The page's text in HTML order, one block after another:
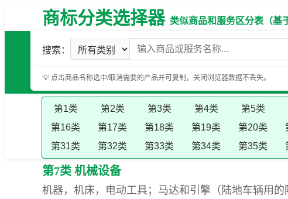
商标分类选择器类似商品和服务区分表（基
搜索：
💡 点击商品名称选中/取消需要的产品并可复制，关闭浏览器数据不丢失。
第1类 第2类 第3类 第4类 第5类
第16类
第17类 第18类 第19类 第20类
第31类
第32类 第33类 第34类 第35类
第7类 机械设备
机器，机床，电动工具；马达和引擎（陆地车辆用